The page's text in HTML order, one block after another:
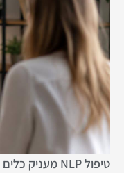
טיפול NLP מעניק כלים מעשיים לצמיחה אישית והתמודדות.